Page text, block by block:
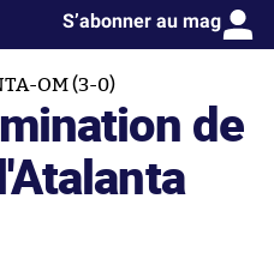
S’abonner au mag
OM (3-0)
de